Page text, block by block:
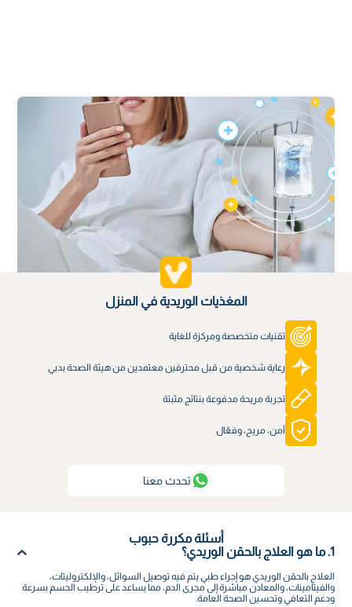
المغذيات الوريدية في المنزل
تقنيات متخصصة ومركزة للغاية
رعاية شخصية من قبل محترفين معتمدين من هيئة الصحة بدبي
تجربة مريحة مدفوعة بنتائج مثبتة
آمن، مريح، وفعّال
تحدث معنا
أسئلة مكررة حبوب
1. ما هو العلاج بالحقن الوريدي؟
العلاج بالحقن الوريدي هو إجراء طبي يتم فيه توصيل السوائل، والإلكتروليتات،
والفيتامينات، والمعادن مباشرة إلى مجرى الدم، مما يساعد على ترطيب الجسم بسرعة
ودعم التعافي وتحسين الصحة العامة.